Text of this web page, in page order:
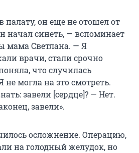
палату, он еще не отошел от
начал синеть, — вспоминает
мама Светлана. — Я
врачи, стали срочно
что случилась
не могла на это смотреть.
завели [сердце]? — Нет.
завели».
осложнение. Операцию,
на голодный желудок, но